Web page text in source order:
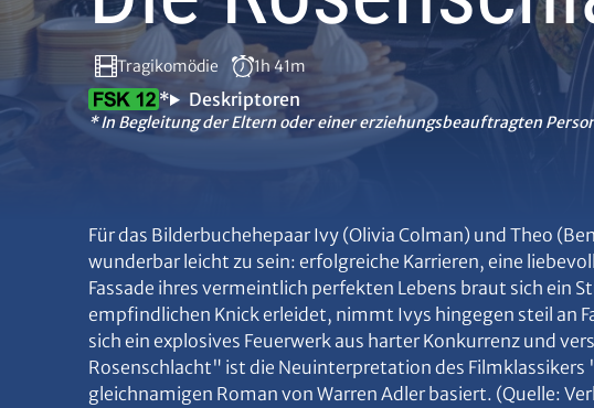
Tragikomödie 1h 41m
* Deskriptoren
* In Begleitung der Eltern oder einer erziehungsbeauftragten
Für das Bilderbuchehepaar Ivy (Olivia Colman) und Theo
wunderbar leicht zu sein: erfolgreiche Karrieren, eine
Fassade ihres vermeintlich perfekten Lebens braut sich ein
empfindlichen Knick erleidet, nimmt Ivys hingegen steil an
sich ein explosives Feuerwerk aus harter Konkurrenz und
Rosenschlacht" ist die Neuinterpretation des Filmklassikers
gleichnamigen Roman von Warren Adler basiert. (Quelle: